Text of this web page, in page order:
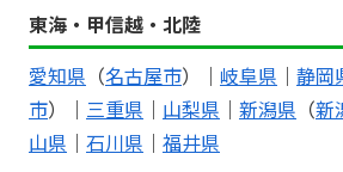
東海・甲信越・北陸
愛知県 （名古屋市）｜ 岐阜県 ｜ 静岡
市）｜ 三重県 ｜ 山梨県 ｜ 新潟県 （新
山県 ｜ 石川県 ｜ 福井県